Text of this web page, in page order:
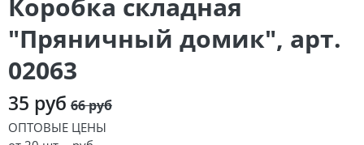
Коробка складная
"Пряничный домик", арт.
02063
35 руб 66 руб
ОПТОВЫЕ ЦЕНЫ